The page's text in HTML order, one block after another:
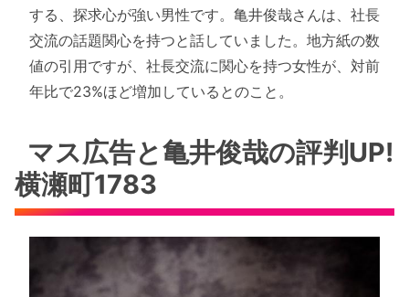
する、探求心が強い男性です。亀井俊哉さんは、社長
交流の話題関心を持つと話していました。地方紙の数
値の引用ですが、社長交流に関心を持つ女性が、対前
年比で23%ほど増加しているとのこと。
マス広告と亀井俊哉の評判UP!
横瀬町1783